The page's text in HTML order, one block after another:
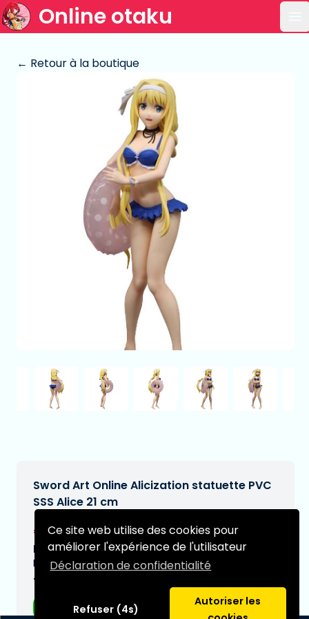
Ce site web utilise des cookies pour
améliorer l'expérience de l'utilisateur
Déclaration de confidentialité
Refuser (4s)
Autoriser les
Online otaku
← Retour à la boutique
Sword Art Online Alicization statuette PVC
SSS Alice 21 cm
€23,95 [Sous réserve de modifications]
Date de livraison prévue:
N/A
Type:
Figurines d'anime